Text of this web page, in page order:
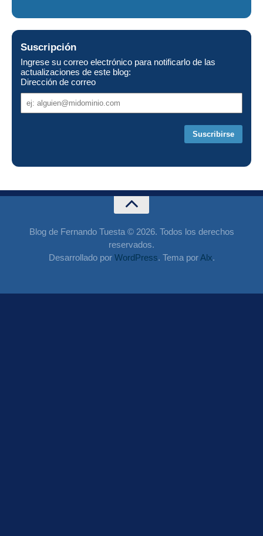
Suscripción
Ingrese su correo electrónico para notificarlo de las
actualizaciones de este blog:
Dirección de correo
de
Blog de Fernando Tuesta © 2026. Todos los derechos
reservados.
Desarrollado por WordPress. Tema porAlx.